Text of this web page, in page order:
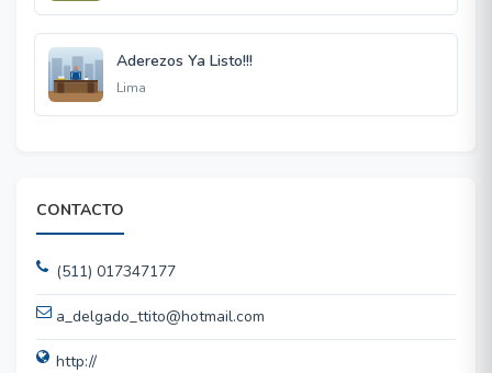
Aderezos Ya Listo!!!
Lima
CONTACTO
(511) 017347177
a_delgado_ttito@hotmail.com
http://